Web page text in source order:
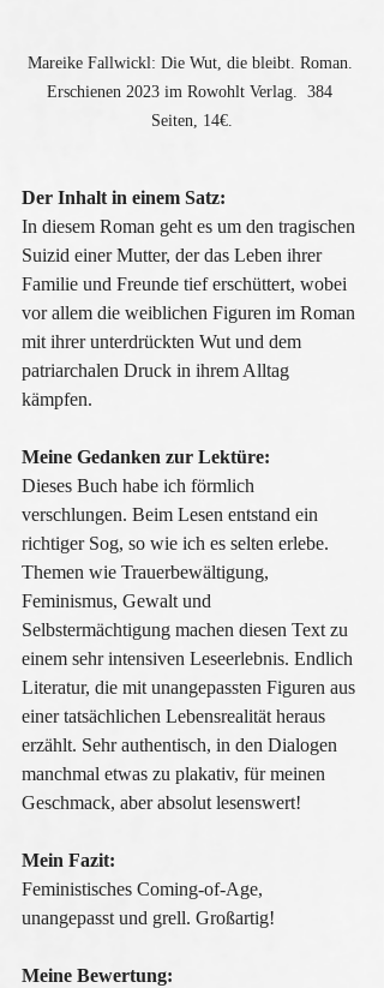
Mareike Fallwickl: Die Wut, die bleibt. Roman.
Erschienen 2023 im Rowohlt Verlag.  384
Seiten, 14€.
Der Inhalt in einem Satz:
In diesem Roman geht es um den tragischen
Suizid einer Mutter, der das Leben ihrer
Familie und Freunde tief erschüttert, wobei
vor allem die weiblichen Figuren im Roman
mit ihrer unterdrückten Wut und dem
patriarchalen Druck in ihrem Alltag
kämpfen.
Meine Gedanken zur Lektüre:
Dieses Buch habe ich förmlich
verschlungen. Beim Lesen entstand ein
richtiger Sog, so wie ich es selten erlebe.
Themen wie Trauerbewältigung,
Feminismus, Gewalt und
Selbstermächtigung machen diesen Text zu
einem sehr intensiven Leseerlebnis. Endlich
Literatur, die mit unangepassten Figuren aus
einer tatsächlichen Lebensrealität heraus
erzählt. Sehr authentisch, in den Dialogen
manchmal etwas zu plakativ, für meinen
Geschmack, aber absolut lesenswert!
Mein Fazit:
Feministisches Coming-of-Age,
unangepasst und grell. Großartig!
Meine Bewertung: